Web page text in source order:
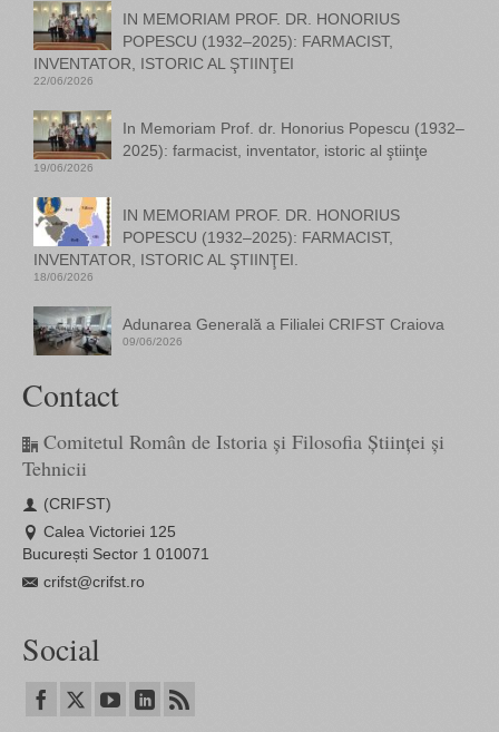
IN MEMORIAM PROF. DR. HONORIUS
POPESCU (1932–2025): FARMACIST,
INVENTATOR, ISTORIC AL ŞTIINŢEI
22/06/2026
In Memoriam Prof. dr. Honorius Popescu (1932–
2025): farmacist, inventator, istoric al ştiinţe
19/06/2026
IN MEMORIAM PROF. DR. HONORIUS
POPESCU (1932–2025): FARMACIST,
INVENTATOR, ISTORIC AL ŞTIINŢEI.
18/06/2026
Adunarea Generală a Filialei CRIFST Craiova
09/06/2026
Contact
Comitetul Român de Istoria și Filosofia Științei și
Tehnicii
(CRIFST)
Calea Victoriei 125
București Sector 1 010071
crifst@crifst.ro
Social